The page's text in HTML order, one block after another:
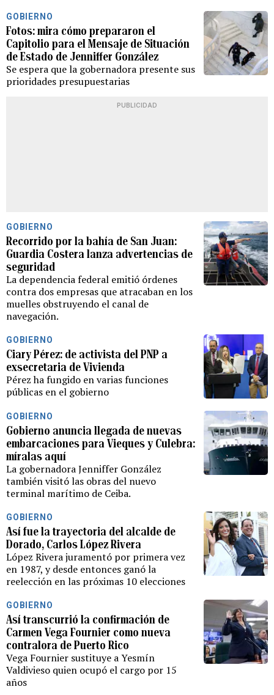
GOBIERNO
Fotos: mira cómo prepararon el
Capitolio para el Mensaje de Situación
de Estado de Jenniffer González
Se espera que la gobernadora presente sus
prioridades presupuestarias
PUBLICIDAD
GOBIERNO
Recorrido por la bahía de San Juan:
Guardia Costera lanza advertencias de
seguridad
La dependencia federal emitió órdenes
contra dos empresas que atracaban en los
muelles obstruyendo el canal de
navegación.
GOBIERNO
Ciary Pérez: de activista del PNP a
exsecretaria de Vivienda
Pérez ha fungido en varias funciones
públicas en el gobierno
GOBIERNO
Gobierno anuncia llegada de nuevas
embarcaciones para Vieques y Culebra:
míralas aquí
La gobernadora Jenniffer González
también visitó las obras del nuevo
terminal marítimo de Ceiba.
GOBIERNO
Así fue la trayectoria del alcalde de
Dorado, Carlos López Rivera
López Rivera juramentó por primera vez
en 1987, y desde entonces ganó la
reelección en las próximas 10 elecciones
GOBIERNO
Así transcurrió la confirmación de
Carmen Vega Fournier como nueva
contralora de Puerto Rico
Vega Fournier sustituye a Yesmín
Valdivieso quien ocupó el cargo por 15
años